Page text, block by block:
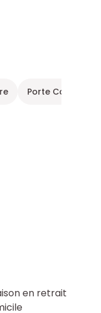
Porte
en retrait